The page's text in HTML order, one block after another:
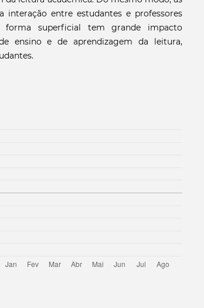
interação entre estudantes e professores
forma superficial tem grande impacto
ensino e de aprendizagem da leitura,